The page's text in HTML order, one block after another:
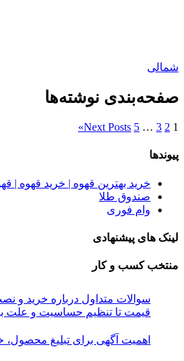
شمالی
صفحه‌بندی نوشته‌ها
1
2
3
…
5
Next Posts
»
پیوندها
خرید بهترین قهوه | خرید قهوه |
صندوق طلا
وام فوری
لینک های پیشنهادی
منتخب کسب و کار
سوالات متداول درباره خرید و
قیمت تا تنظیم حساسیت و علت
اهمیت آگهی برای تبلیغ